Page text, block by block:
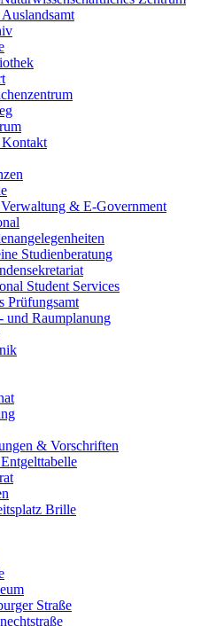
& E-Government
Studienberatung
Student Services
Prüfungsamt
und Raumplanung
& Vorschriften
Brille
Straße